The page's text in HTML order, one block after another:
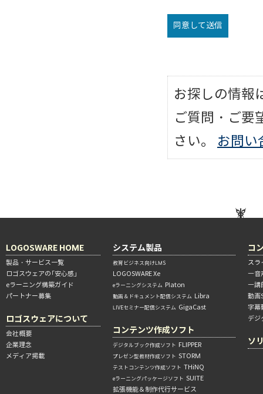
同意して送信
お探しの情報
ご質問・ご要
さい。 お問い
LOGOSWARE HOME
製品・サービス一覧
ロゴスウェアの「安心感」
eラーニング構築ガイド
パートナー募集
ロゴスウェアについて
会社概要
企業理念
メディア掲載
システム製品
教育ビジネス向けLMS
LOGOSWARE Xe
eラーニングシステム Platon
動画＆ドキュメント配信システム Libra
LIVEセミナー配信システム GigaCast
コンテンツ作成ソフト
デジタルブック作成ソフト FLIPPER
プレゼン型教材作成ソフト STORM
テストコンテンツ作成ソフト THiNQ
eラーニングパッケージソフト SUITE
拡張機能＆制作代行サービス
コ
ス
―音
―講
動画
字幕
デジ
ソ